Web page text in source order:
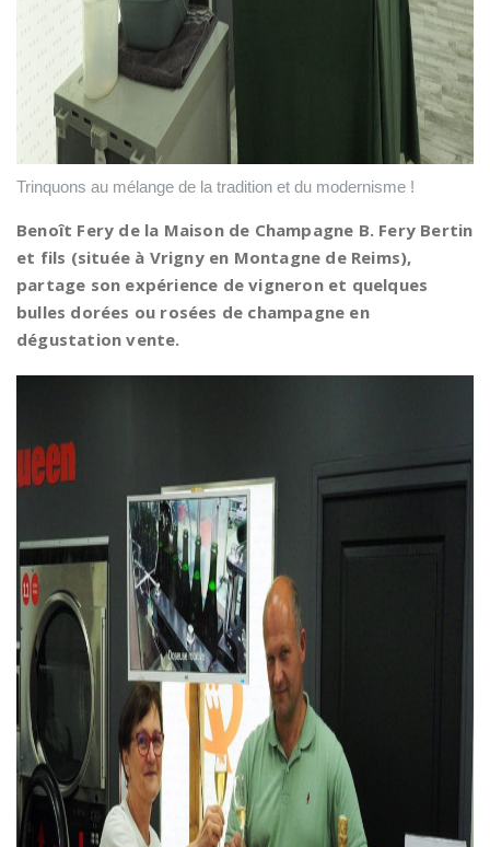
Trinquons au mélange de la tradition et du modernisme !
Benoît Fery de la Maison de Champagne B. Fery Bertin
et fils (située à Vrigny en Montagne de Reims),
partage son expérience de vigneron et quelques
bulles dorées ou rosées de champagne en
dégustation vente.